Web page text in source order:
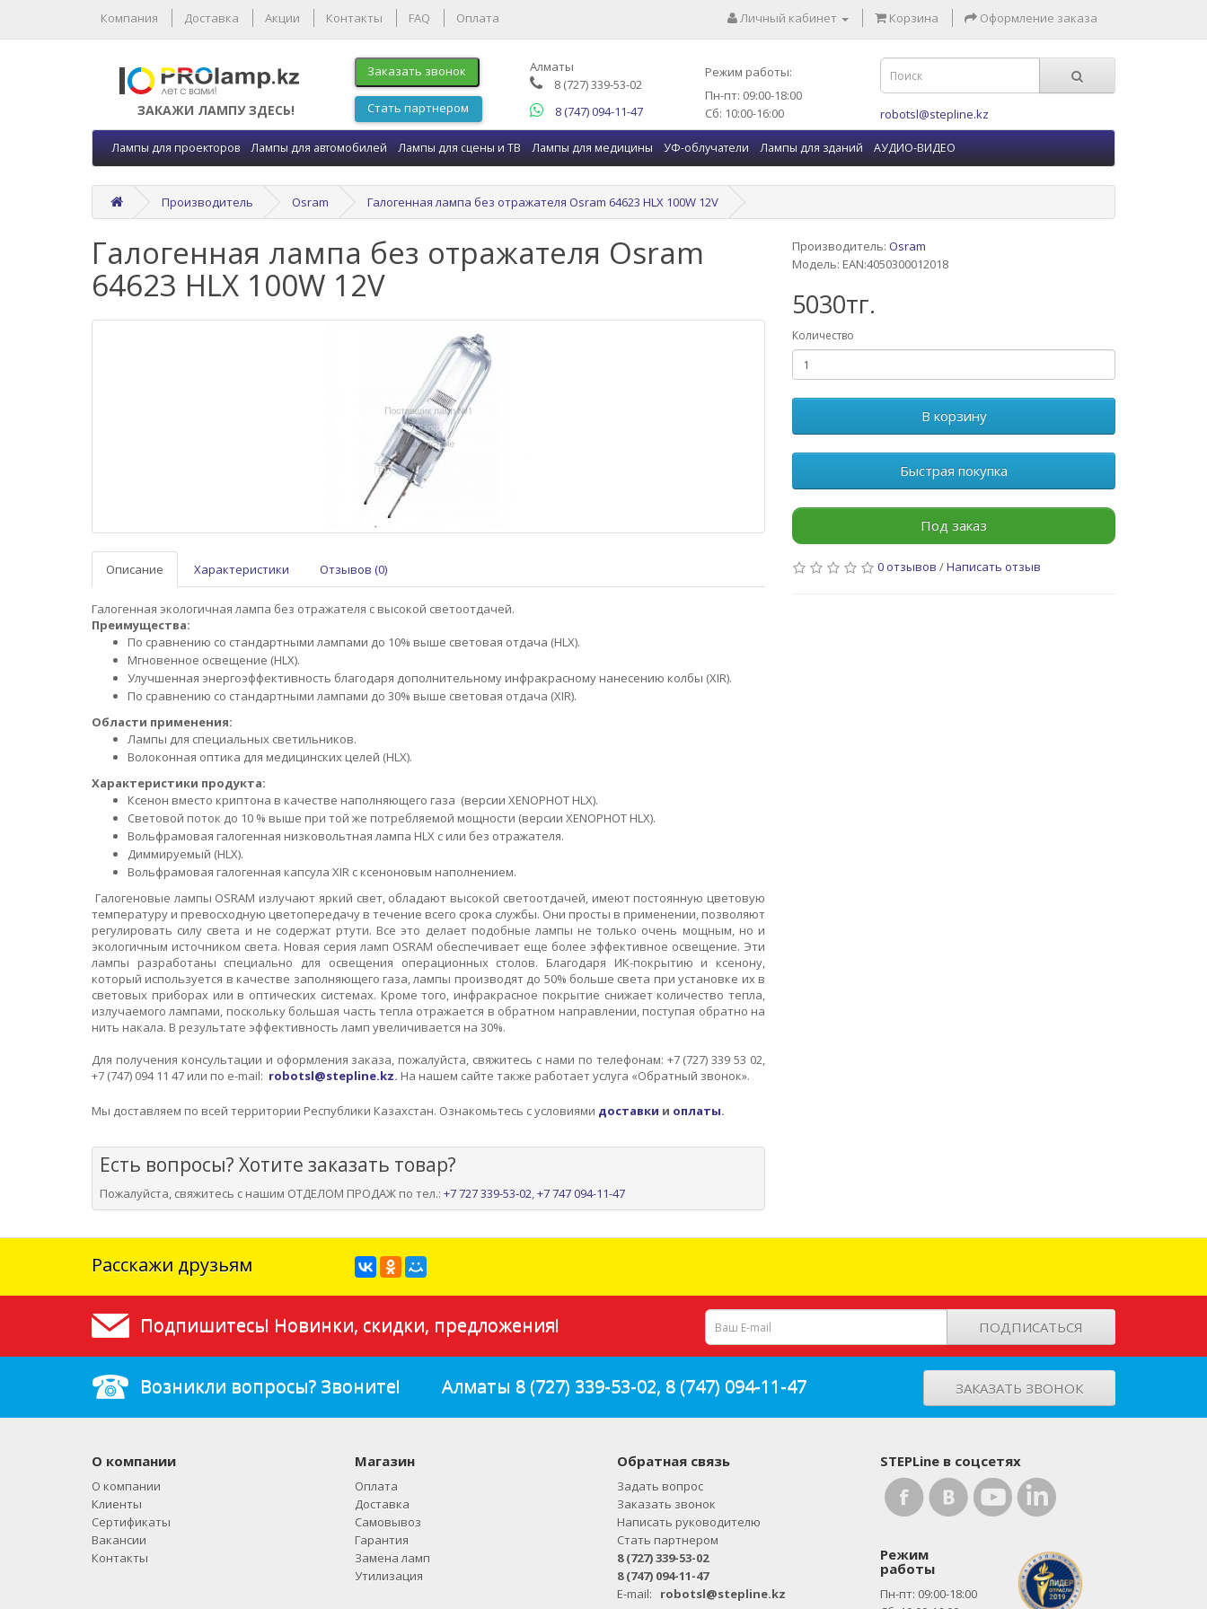
Компания Доставка Акции Контакты FAQ Оплата Личный кабинет Корзина Оформление заказа
ЗАКАЖИ ЛАМПУ ЗДЕСЬ!
Заказать звонок
Стать партнером
Алматы
8 (727) 339-53-02
8 (747) 094-11-47
Режим работы:
Пн-пт: 09:00-18:00
Сб: 10:00-16:00
robotsl@stepline.kz
Лампы для проекторов Лампы для автомобилей Лампы для сцены и ТВ Лампы для медицины УФ-облучатели Лампы для зданий АУДИО-ВИДЕО
Производитель Osram Галогенная лампа без отражателя Osram 64623 HLX 100W 12V
Галогенная лампа без отражателя Osram
64623 HLX 100W 12V
Описание Характеристики Отзывов (0)
Галогенная экологичная лампа без отражателя с высокой светоотдачей.
Преимущества:
По сравнению со стандартными лампами до 10% выше световая отдача (HLX).
Мгновенное освещение (HLX).
Улучшенная энергоэффективность благодаря дополнительному инфракрасному нанесению колбы (XIR).
По сравнению со стандартными лампами до 30% выше световая отдача (XIR).
Области применения:
Лампы для специальных светильников.
Волоконная оптика для медицинских целей (HLX).
Характеристики продукта:
Ксенон вместо криптона в качестве наполняющего газа (версии XENOPHOT HLX).
Световой поток до 10 % выше при той же потребляемой мощности (версии XENOPHOT HLX).
Вольфрамовая галогенная низковольтная лампа HLX с или без отражателя.
Диммируемый (HLX).
Вольфрамовая галогенная капсула XIR с ксеноновым наполнением.
Галогеновые лампы OSRAM излучают яркий свет, обладают высокой светоотдачей, имеют постоянную цветовую
температуру и превосходную цветопередачу в течение всего срока службы. Они просты в применении, позволяют
регулировать силу света и не содержат ртути. Все это делает подобные лампы не только очень мощным, но и
экологичным источником света. Новая серия ламп OSRAM обеспечивает еще более эффективное освещение. Эти
лампы разработаны специально для освещения операционных столов. Благодаря ИК-покрытию и ксенону,
который используется в качестве заполняющего газа, лампы производят до 50% больше света при установке их в
световых приборах или в оптических системах. Кроме того, инфракрасное покрытие снижает количество тепла,
излучаемого лампами, поскольку большая часть тепла отражается в обратном направлении, поступая обратно на
нить накала. В результате эффективность ламп увеличивается на 30%.
Для получения консультации и оформления заказа, пожалуйста, свяжитесь с нами по телефонам: +7 (727) 339 53 02,
+7 (747) 094 11 47 или по e-mail: robotsl@stepline.kz. На нашем сайте также работает услуга «Обратный звонок».
Мы доставляем по всей территории Республики Казахстан. Ознакомьтесь с условиями доставки и оплаты.
Есть вопросы? Хотите заказать товар?
Пожалуйста, свяжитесь с нашим ОТДЕЛОМ ПРОДАЖ по тел.: +7 727 339-53-02,+7 747 094-11-47
Производитель: Osram
Модель: EAN:4050300012018
5030тг.
Количество
В корзину
Быстрая покупка
Под заказ
0 отзывов /Написать отзыв
Расскажи друзьям
Подпишитесь! Новинки, скидки, предложения! ПОДПИСАТЬСЯ
Возникли вопросы? Звоните! Алматы 8 (727) 339-53-02, 8 (747) 094-11-47 ЗАКАЗАТЬ ЗВОНОК
О компании
О компании
Клиенты
Сертификаты
Вакансии
Контакты
Магазин
Оплата
Доставка
Самовывоз
Гарантия
Замена ламп
Утилизация
Обратная связь
Задать вопрос
Заказать звонок
Написать руководителю
Стать партнером
8 (727) 339-53-02
8 (747) 094-11-47
E-mail: robotsl@stepline.kz
STEPLine в соцсетях
Режим
работы
Пн-пт: 09:00-18:00